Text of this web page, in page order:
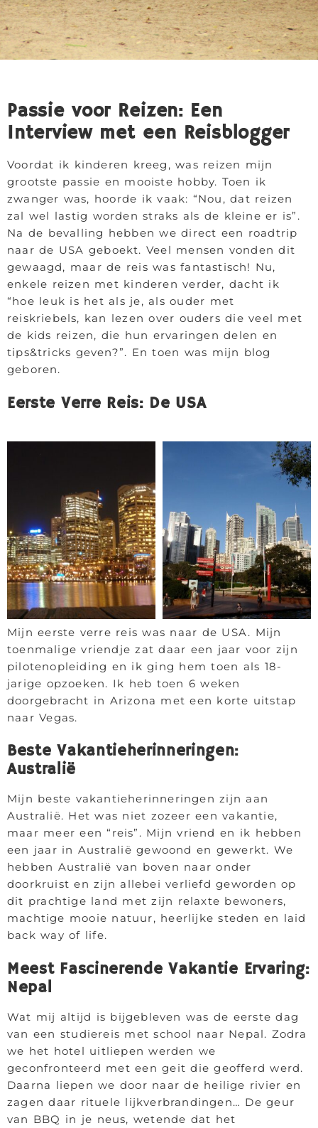
Passie voor Reizen: Een
Interview met een Reisblogger
Voordat ik kinderen kreeg, was reizen mijn
grootste passie en mooiste hobby. Toen ik
zwanger was, hoorde ik vaak: “Nou, dat reizen
zal wel lastig worden straks als de kleine er is”.
Na de bevalling hebben we direct een roadtrip
naar de USA geboekt. Veel mensen vonden dit
gewaagd, maar de reis was fantastisch! Nu,
enkele reizen met kinderen verder, dacht ik
“hoe leuk is het als je, als ouder met
reiskriebels, kan lezen over ouders die veel met
de kids reizen, die hun ervaringen delen en
tips&tricks geven?”. En toen was mijn blog
geboren.
Eerste Verre Reis: De USA
Mijn eerste verre reis was naar de USA. Mijn
toenmalige vriendje zat daar een jaar voor zijn
pilotenopleiding en ik ging hem toen als 18-
jarige opzoeken. Ik heb toen 6 weken
doorgebracht in Arizona met een korte uitstap
naar Vegas.
Beste Vakantieherinneringen:
Australië
Mijn beste vakantieherinneringen zijn aan
Australië. Het was niet zozeer een vakantie,
maar meer een “reis”. Mijn vriend en ik hebben
een jaar in Australië gewoond en gewerkt. We
hebben Australië van boven naar onder
doorkruist en zijn allebei verliefd geworden op
dit prachtige land met zijn relaxte bewoners,
machtige mooie natuur, heerlijke steden en laid
back way of life.
Meest Fascinerende Vakantie Ervaring:
Nepal
Wat mij altijd is bijgebleven was de eerste dag
van een studiereis met school naar Nepal. Zodra
we het hotel uitliepen werden we
geconfronteerd met een geit die geofferd werd.
Daarna liepen we door naar de heilige rivier en
zagen daar rituele lijkverbrandingen… De geur
van BBQ in je neus, wetende dat het